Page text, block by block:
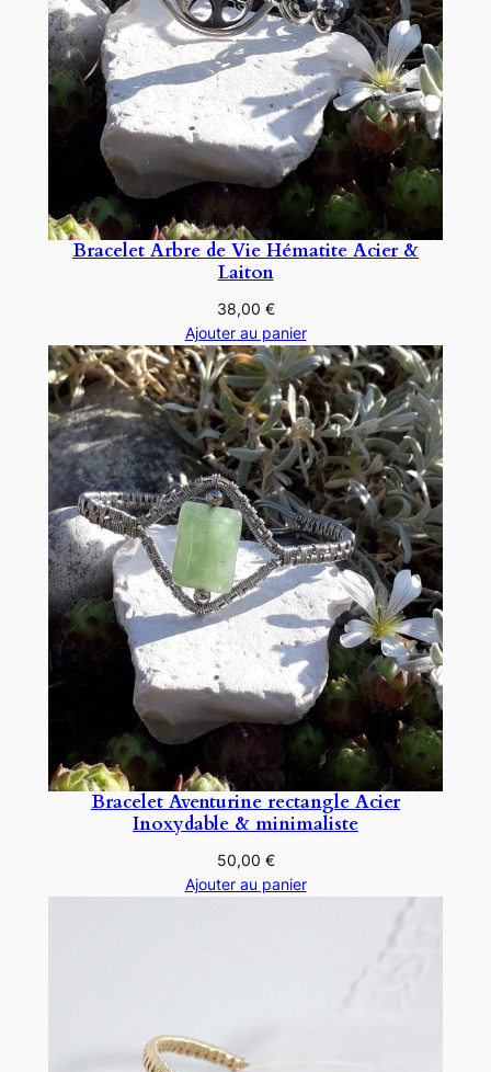
Bracelet Arbre de Vie Hématite Acier &
Laiton
38,00 €
Ajouter au panier
Bracelet Aventurine rectangle Acier
Inoxydable & minimaliste
50,00 €
Ajouter au panier